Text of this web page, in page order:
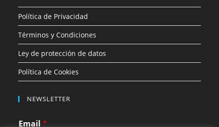
Política de Privacidad
Términos y Condiciones
Ley de protección de datos
Política de Cookies
NEWSLETTER
Email*